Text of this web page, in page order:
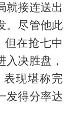
就接连送出
。尽管他此
在抢七中
决胜盘，
现堪称完
发得分率达